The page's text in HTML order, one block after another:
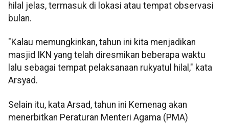
hilal jelas, termasuk di lokasi atau tempat observasi
bulan.
"Kalau memungkinkan, tahun ini kita menjadikan
masjid IKN yang telah diresmikan beberapa waktu
lalu sebagai tempat pelaksanaan rukyatul hilal," kata
Arsyad.
Selain itu, kata Arsad, tahun ini Kemenag akan
menerbitkan Peraturan Menteri Agama (PMA)